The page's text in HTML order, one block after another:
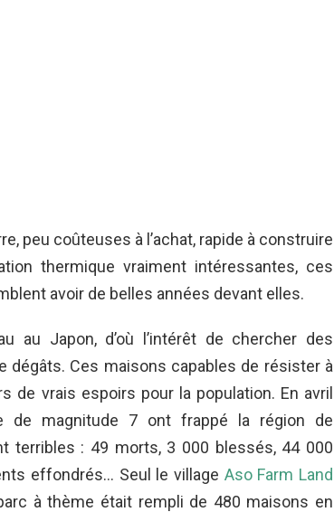
peu coûteuses à l’achat, rapide à construire
thermique vraiment intéressantes, ces
avoir de belles années devant elles.
au Japon, d’où l’intérêt de chercher des
dégâts. Ces maisons capables de résister à
de vrais espoirs pour la population. En avril
de magnitude 7 ont frappé la région de
terribles : 49 morts, 3 000 blessés, 44 000
effondrés… Seul le village Aso Farm Land
à thème était rempli de 480 maisons en